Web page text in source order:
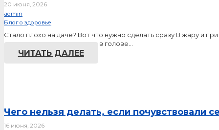
20 июня, 2026
admin
Блог о здоровье
Стало плохо на даче? Вот что нужно сделать сразу В жару и
сильную усталость, тяжесть в голове…
ЧИТАТЬ ДАЛЕЕ
Чего нельзя делать, если почувствовали
16 июня, 2026